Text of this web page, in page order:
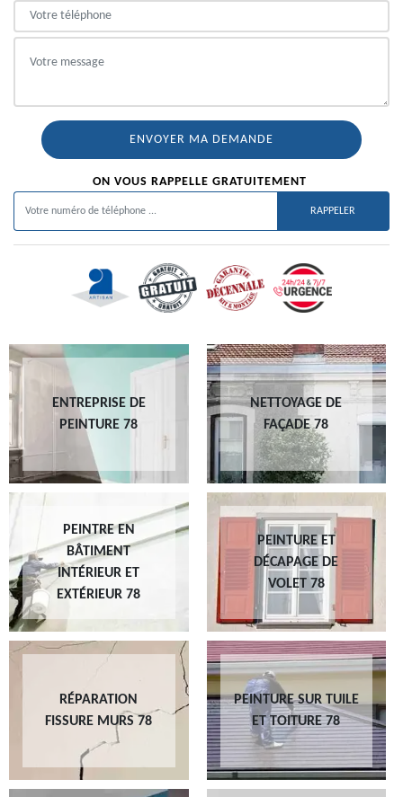
ON VOUS RAPPELLE GRATUITEMENT
ENTREPRISE DE
PEINTURE 78
NETTOYAGE DE
FAÇADE 78
PEINTRE EN
BÂTIMENT
INTÉRIEUR ET
EXTÉRIEUR 78
PEINTURE ET
DÉCAPAGE DE
VOLET 78
RÉPARATION
FISSURE MURS 78
PEINTURE SUR TUILE
ET TOITURE 78